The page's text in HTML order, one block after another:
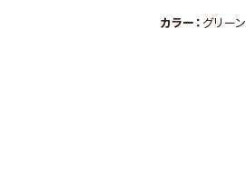
カラー： グリーン